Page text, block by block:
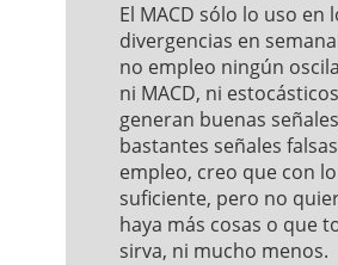
El MACD sólo lo uso en
divergencias en
no empleo ningún
ni MACD, ni
generan buenas
bastantes señales
empleo, creo que con
suficiente, pero no
haya más cosas o que
sirva, ni mucho menos.